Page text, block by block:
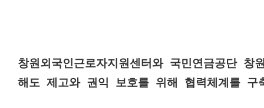
창원외국인근로자지원센터와 국민연금공단
해도 제고와 권익 보호를 위해 협력체계를 구